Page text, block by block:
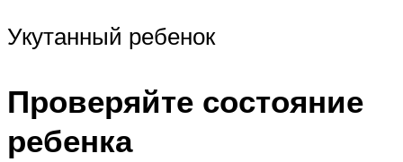
Укутанный ребенок
Проверяйте состояние
ребенка